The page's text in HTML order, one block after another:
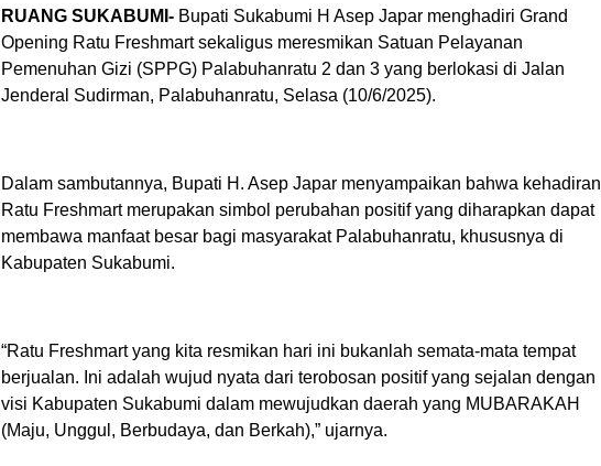
RUANG SUKABUMI- Bupati Sukabumi H Asep Japar menghadiri Grand
Opening Ratu Freshmart sekaligus meresmikan Satuan Pelayanan
Pemenuhan Gizi (SPPG) Palabuhanratu 2 dan 3 yang berlokasi di Jalan
Jenderal Sudirman, Palabuhanratu, Selasa (10/6/2025).
Dalam sambutannya, Bupati H. Asep Japar menyampaikan bahwa kehadiran
Ratu Freshmart merupakan simbol perubahan positif yang diharapkan dapat
membawa manfaat besar bagi masyarakat Palabuhanratu, khususnya di
Kabupaten Sukabumi.
“Ratu Freshmart yang kita resmikan hari ini bukanlah semata-mata tempat
berjualan. Ini adalah wujud nyata dari terobosan positif yang sejalan dengan
visi Kabupaten Sukabumi dalam mewujudkan daerah yang MUBARAKAH
(Maju, Unggul, Berbudaya, dan Berkah),” ujarnya.